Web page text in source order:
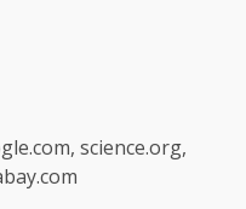
science.org,